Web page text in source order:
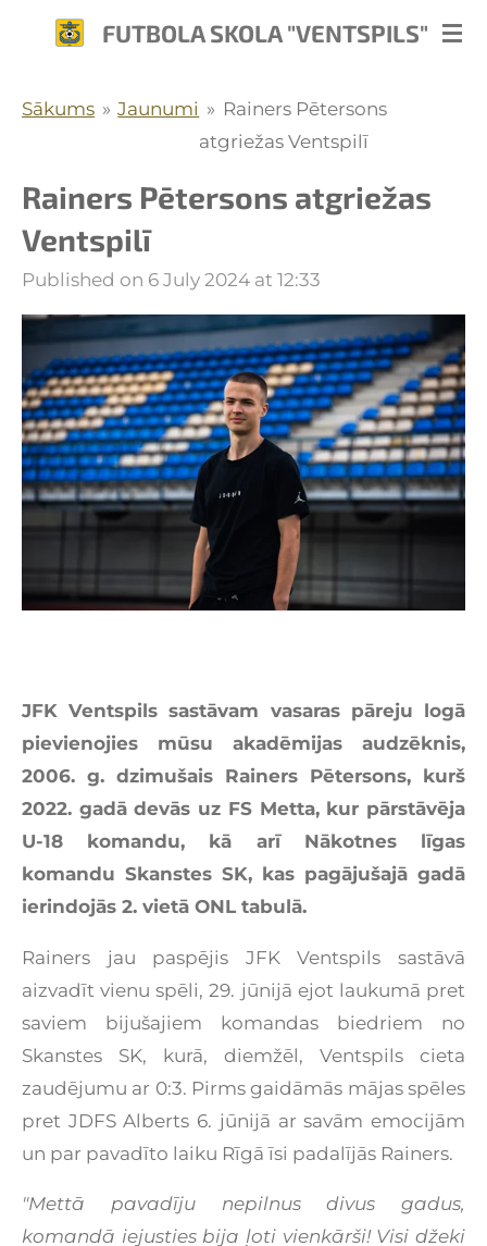
content
FUTBOLA SKOLA "VENTSPILS"
Sākums » Jaunumi » Rainers Pētersons
atgriežas Ventspilī
Rainers Pētersons atgriežas
Ventspilī
Published on 6 July 2024 at 12:33
JFK Ventspils sastāvam vasaras pāreju logā
pievienojies mūsu akadēmijas audzēknis,
2006. g. dzimušais Rainers Pētersons, kurš
2022. gadā devās uz FS Metta, kur pārstāvēja
U-18 komandu, kā arī Nākotnes līgas
komandu Skanstes SK, kas pagājušajā gadā
ierindojās 2. vietā ONL tabulā.
Rainers jau paspējis JFK Ventspils sastāvā
aizvadīt vienu spēli, 29. jūnijā ejot laukumā pret
saviem bijušajiem komandas biedriem no
Skanstes SK, kurā, diemžēl, Ventspils cieta
zaudējumu ar 0:3. Pirms gaidāmās mājas spēles
pret JDFS Alberts 6. jūnijā ar savām emocijām
un par pavadīto laiku Rīgā īsi padalījās Rainers.
"Mettā pavadīju nepilnus divus gadus,
komandā iejusties bija ļoti vienkārši! Visi džeki